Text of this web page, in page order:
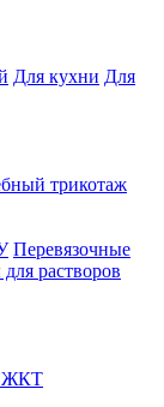
Для кухни Для
трикотаж
Перевязочные
растворов
ЖКТ